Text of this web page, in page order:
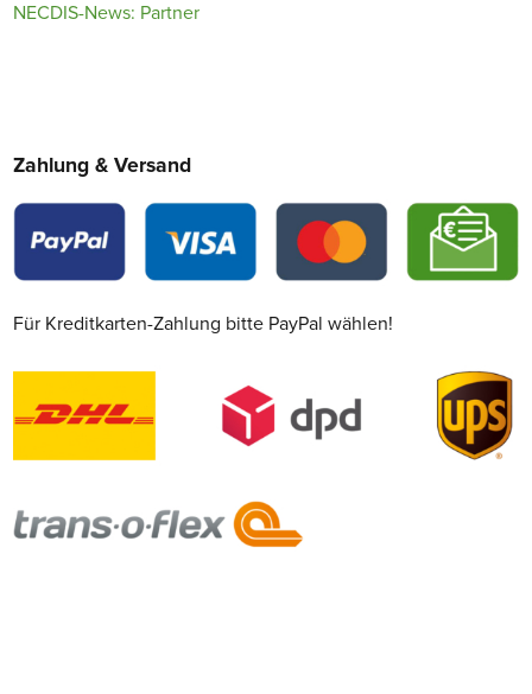
NECDIS-News: Partner
Zahlung & Versand
Für Kreditkarten-Zahlung bitte PayPal wählen!